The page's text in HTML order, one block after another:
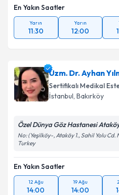
En Yakın Saatler
Yarın
11:30
Yarın
12:00
Uzm. Dr. Ayhan
Sertifikalı Medikal
İstanbul, Bakırköy
Özel Dünya Göz Hastanesi
No: (Yeşilköy-, Ataköy 1., Sahil Yolu Cd.
Turkey
En Yakın Saatler
12 Ağu
14:00
19 Ağu
14:00